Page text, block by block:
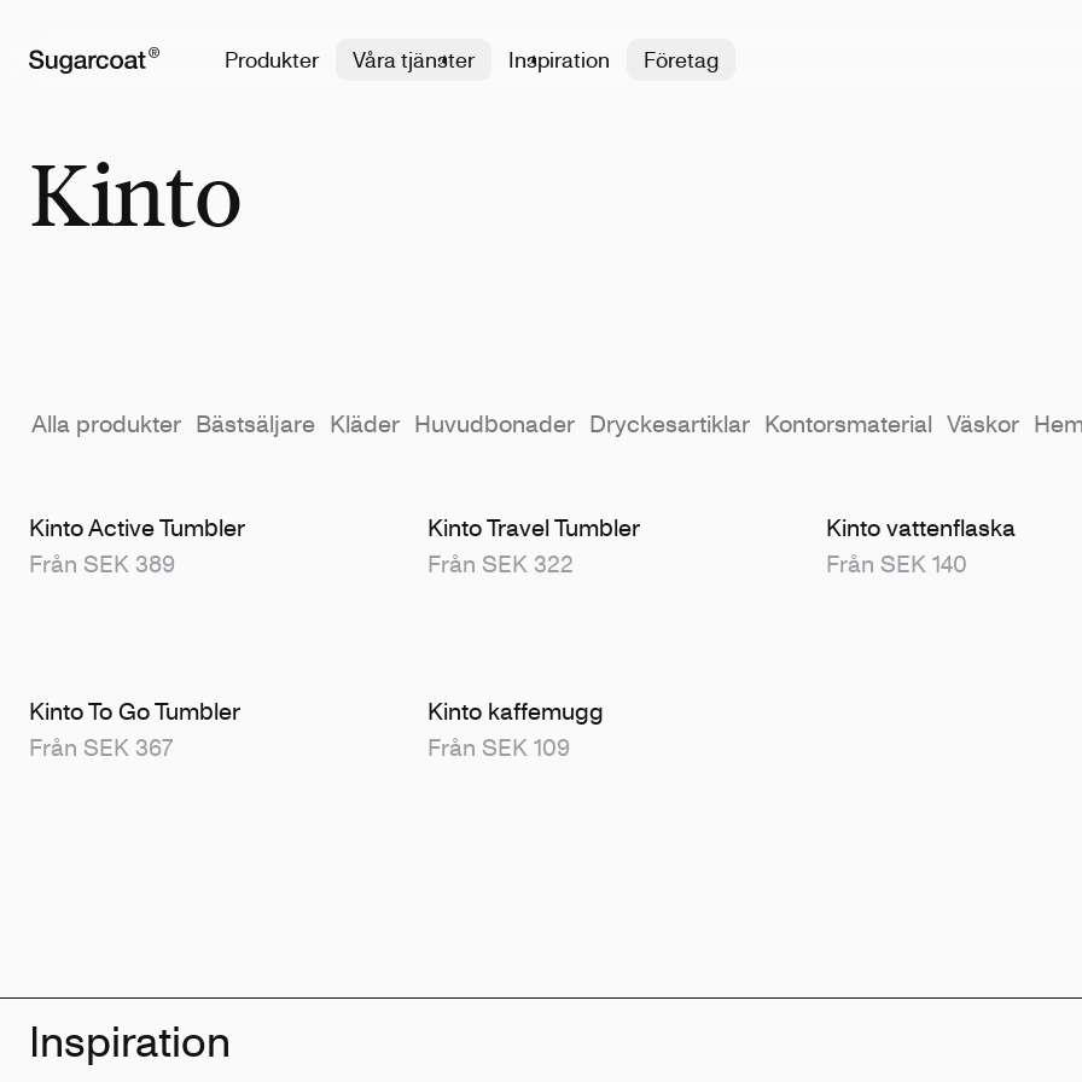
Produkter Våra tjänster Inspiration Företag
Kinto
Alla produkter Bästsäljare Kläder Huvudbonader Dryckesartiklar Kontorsmaterial Väskor Hem
Kinto Active Tumbler
Från SEK 389
Kinto Travel Tumbler
Från SEK 322
Kinto vattenflaska
Från SEK 140
Kinto To Go Tumbler
Från SEK 367
Kinto kaffemugg
Från SEK 109
Inspiration